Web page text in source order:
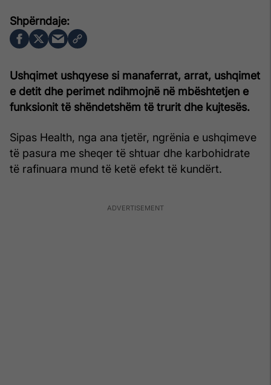
Ushqimet ushqyese si manaferrat, arrat, ushqimet
e detit dhe perimet ndihmojnë në mbështetjen e
funksionit të shëndetshëm të trurit dhe kujtesës.
Sipas Health, nga ana tjetër, ngrënia e ushqimeve
të pasura me sheqer të shtuar dhe karbohidrate
të rafinuara mund të ketë efekt të kundërt.